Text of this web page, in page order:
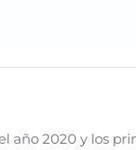
2020 y los